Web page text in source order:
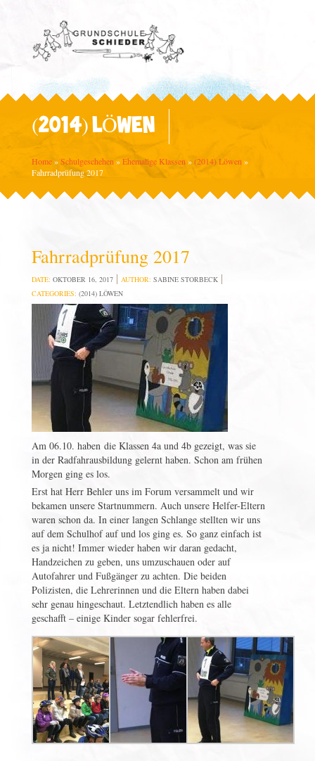
(2014) LÖWEN
Home » Schulgeschehen » Ehemalige Klassen » (2014) Löwen »
Fahrradprüfung 2017
Fahrradprüfung 2017
DATE: OKTOBER 16, 2017 AUTHOR: SABINE STORBECK
CATEGORIES: (2014) LÖWEN
Am 06.10. haben die Klassen 4a und 4b gezeigt, was sie
in der Radfahrausbildung gelernt haben. Schon am frühen
Morgen ging es los.
Erst hat Herr Behler uns im Forum versammelt und wir
bekamen unsere Startnummern. Auch unsere Helfer-Eltern
waren schon da. In einer langen Schlange stellten wir uns
auf dem Schulhof auf und los ging es. So ganz einfach ist
es ja nicht! Immer wieder haben wir daran gedacht,
Handzeichen zu geben, uns umzuschauen oder auf
Autofahrer und Fußgänger zu achten. Die beiden
Polizisten, die Lehrerinnen und die Eltern haben dabei
sehr genau hingeschaut. Letztendlich haben es alle
geschafft – einige Kinder sogar fehlerfrei.